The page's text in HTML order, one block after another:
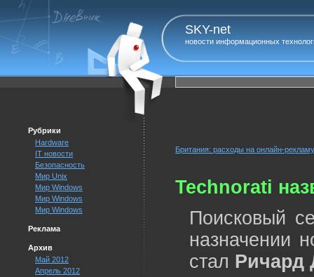
SKY-net
новости информационных
Рубрики
Hardware
IT новости
Безопасность
Мир Unix
Мир Windows
Мир Windows
Мир Windows
Реклама
Архив
Май 2012
Апрель 2012
Британия: расходы на онлайн-
Technorati
Поисковый
назначении
стал Ричард